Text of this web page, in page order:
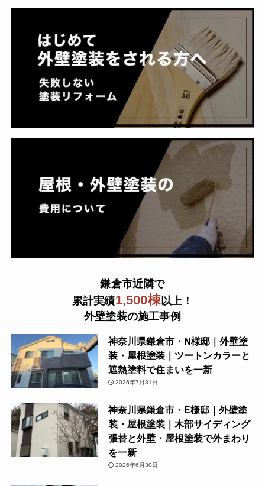
鎌倉市近隣で
累計実績1,500棟以上！
外壁塗装の施工事例
神奈川県鎌倉市・N様邸｜外壁塗
装・屋根塗装｜ツートンカラーと
遮熱塗料で住まいを一新
2026年7月31日
神奈川県鎌倉市・E様邸｜外壁塗
装・屋根塗装｜木部サイディング
張替と外壁・屋根塗装で外まわり
を一新
2026年6月30日